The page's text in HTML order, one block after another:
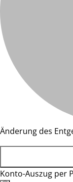
Änderung des
Konto-Auszug per